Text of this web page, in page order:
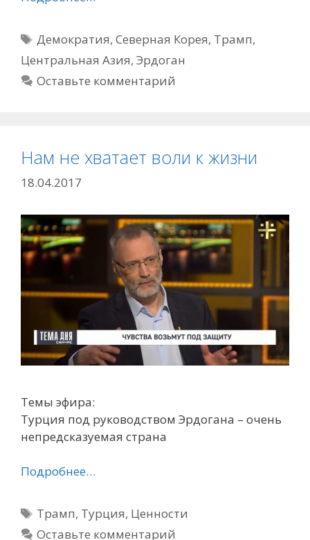
Метки
Демократия,Северная Корея, Трамп,
Центральная Азия, Эрдоган
Оставьте комментарий
Нам не хватает воли к жизни
18.04.2017
Темы эфира:
Турция под руководством Эрдогана – очень
непредсказуемая страна
Подробнее…
Метки
Трамп, Турция, Ценности
Оставьте комментарий